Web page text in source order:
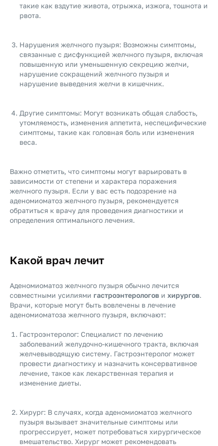
такие как вздутие живота, отрыжка, изжога, тошнота и
рвота.
Нарушения желчного пузыря: Возможны симптомы,
связанные с дисфункцией желчного пузыря, включая
повышенную или уменьшенную секрецию желчи,
нарушение сокращений желчного пузыря и
нарушение выведения желчи в кишечник.
Другие симптомы: Могут возникать общая слабость,
утомляемость, изменения аппетита, неспецифические
симптомы, такие как головная боль или изменения
веса.
Важно отметить, что симптомы могут варьировать в
зависимости от степени и характера поражения
желчного пузыря. Если у вас есть подозрение на
аденомиоматоз желчного пузыря, рекомендуется
обратиться к врачу для проведения диагностики и
определения оптимального лечения.
Какой врач лечит
Аденомиоматоз желчного пузыря обычно лечится
совместными усилиями гастроэнтерологов и хирургов.
Врачи, которые могут быть вовлечены в лечение
аденомиоматоза желчного пузыря, включают:
Гастроэнтеролог: Специалист по лечению
заболеваний желудочно-кишечного тракта, включая
желчевыводящую систему. Гастроэнтеролог может
провести диагностику и назначить консервативное
лечение, такое как лекарственная терапия и
изменение диеты.
Хирург: В случаях, когда аденомиоматоз желчного
пузыря вызывает значительные симптомы или
прогрессирует, может потребоваться хирургическое
вмешательство. Хирург может рекомендовать